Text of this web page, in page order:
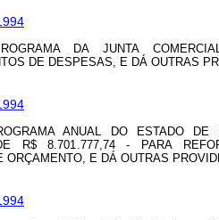
DA JUNTA
DE DESPESAS, E DÁ OUTRAS
ANUAL DO ESTADO DE
R$ 8.701.777,74 - PARA
ORÇAMENTO, E DÁ OUTRAS